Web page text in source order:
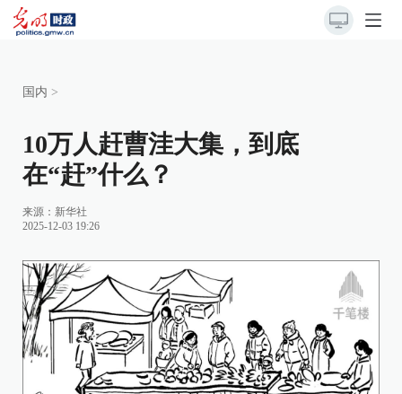
国内 >
10万人赶曹洼大集，到底
在“赶”什么？
来源： 新华社
2025-12-03 19:26